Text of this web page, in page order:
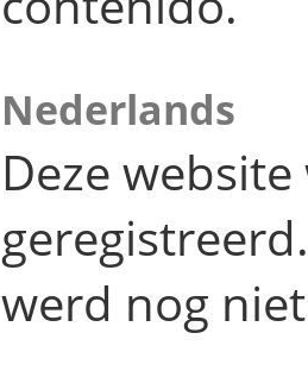
Nederlands
Deze
werd nog